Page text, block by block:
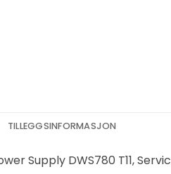
TILLEGGSINFORMASJON
Supply DWS780 T11, Servic